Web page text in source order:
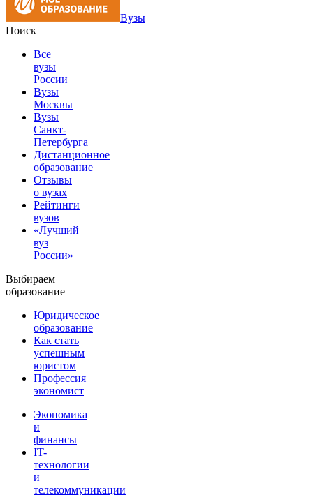
Вузы
Поиск
Все
вузы
России
Вузы
Москвы
Вузы
Санкт-
Петербурга
Дистанционное
образование
Отзывы
о вузах
Рейтинги
вузов
«Лучший
вуз
России»
Выбираем
образование
Юридическое
образование
Как стать
успешным
юристом
Профессия
экономист
Экономика
и
финансы
IT-
технологии
и
телекоммуникации